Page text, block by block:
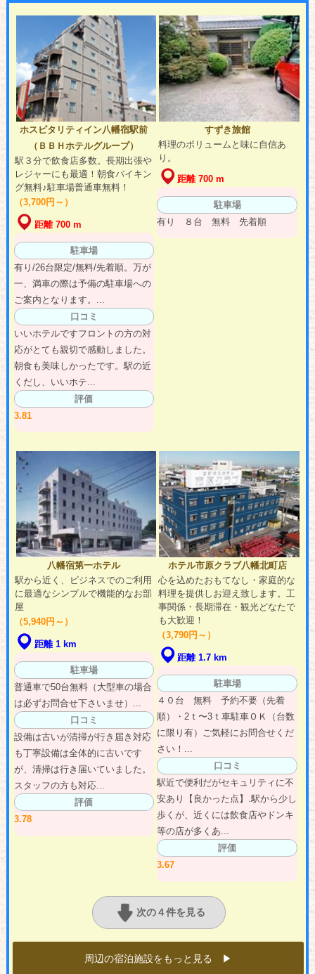
ホスピタリティイン八幡宿駅前
（ＢＢＨホテルグループ）
駅３分で飲食店多数。長期出張や
レジャーにも最適！朝食バイキン
グ無料♪駐車場普通車無料！
（3,700円～）
距離 700 m
駐車場
有り/26台限定/無料/先着順。万が
一、満車の際は予備の駐車場への
ご案内となります。...
口コミ
いいホテルですフロントの方の対
応がとても親切で感動しました。
朝食も美味しかったです。駅の近
くだし、いいホテ...
評価
3.81
すずき旅館
料理のボリュームと味に自信あ
り。
距離 700 m
駐車場
有り ８台 無料 先着順
八幡宿第一ホテル
駅から近く、ビジネスでのご利用
に最適なシンプルで機能的なお部
屋
（5,940円～）
距離 1 km
駐車場
普通車で50台無料（大型車の場合
は必ずお問合せ下さいませ）...
口コミ
設備は古いが清掃が行き届き対応
も丁寧設備は全体的に古いです
が、清掃は行き届いていました。
スタッフの方も対応...
評価
3.78
ホテル市原クラブ八幡北町店
心を込めたおもてなし・家庭的な
料理を提供しお迎え致します。工
事関係・長期滞在・観光どなたで
も大歓迎！
（3,790円～）
距離 1.7 km
駐車場
４０台 無料 予約不要（先着
順）・2ｔ〜3ｔ車駐車ＯＫ（台数
に限り有）ご気軽にお問合せくだ
さい！...
口コミ
駅近で便利だがセキュリティに不
安あり【良かった点】.駅から少し
歩くが、近くには飲食店やドンキ
等の店が多くあ...
評価
3.67
次の４件を見る
周辺の宿泊施設をもっと見る ▶︎